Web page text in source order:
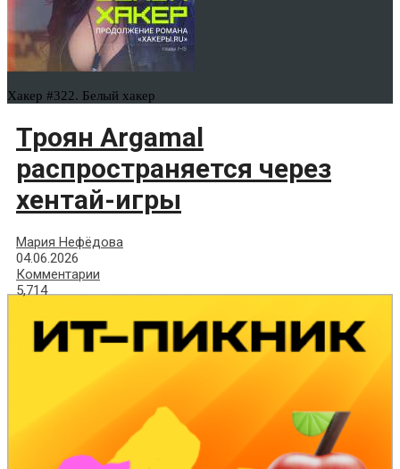
Хакер #322. Белый хакер
Троян Argamal
распространяется через
хентай-игры
Мария Нефёдова
04.06.2026
Комментарии
5,714